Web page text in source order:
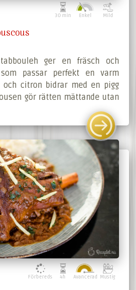
30 min Enkel Mild
ger en fräsch och
passar perfekt en varm
och citron bidrar med en pigg
gör rätten mättande utan
Förbereds 4h Avancerad Mustig